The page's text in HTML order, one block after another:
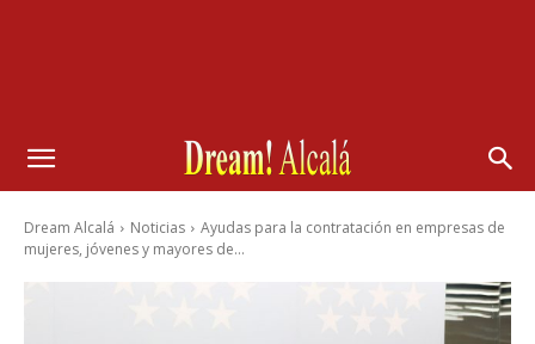
Dream Alcalá Noticias
Ayudas para la contratación en empresas de
mujeres, jóvenes y mayores de...